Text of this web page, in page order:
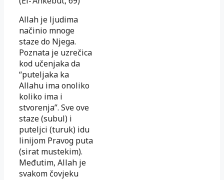
Allah je ljudima
načinio mnoge
staze do Njega.
Poznata je uzrečica
kod učenjaka da
“puteljaka ka
Allahu ima onoliko
koliko ima i
stvorenja”. Sve ove
staze (subul) i
puteljci (turuk) idu
linijom Pravog puta
(sirat mustekim).
Međutim, Allah je
svakom čovjeku